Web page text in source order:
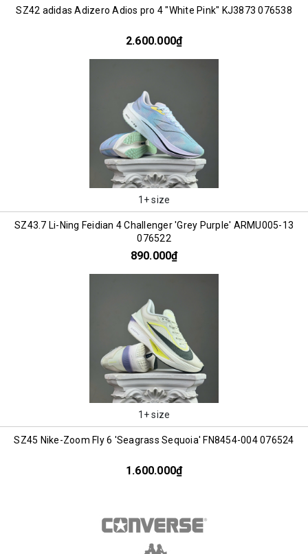
SZ42 adidas Adizero Adios pro 4 "White Pink" KJ3873 076538
2.600.000₫
1+ size
SZ43.7 Li-Ning Feidian 4 Challenger 'Grey Purple' ARMU005-13
076522
890.000₫
1+ size
SZ45 Nike-Zoom Fly 6 'Seagrass Sequoia' FN8454-004 076524
1.600.000₫